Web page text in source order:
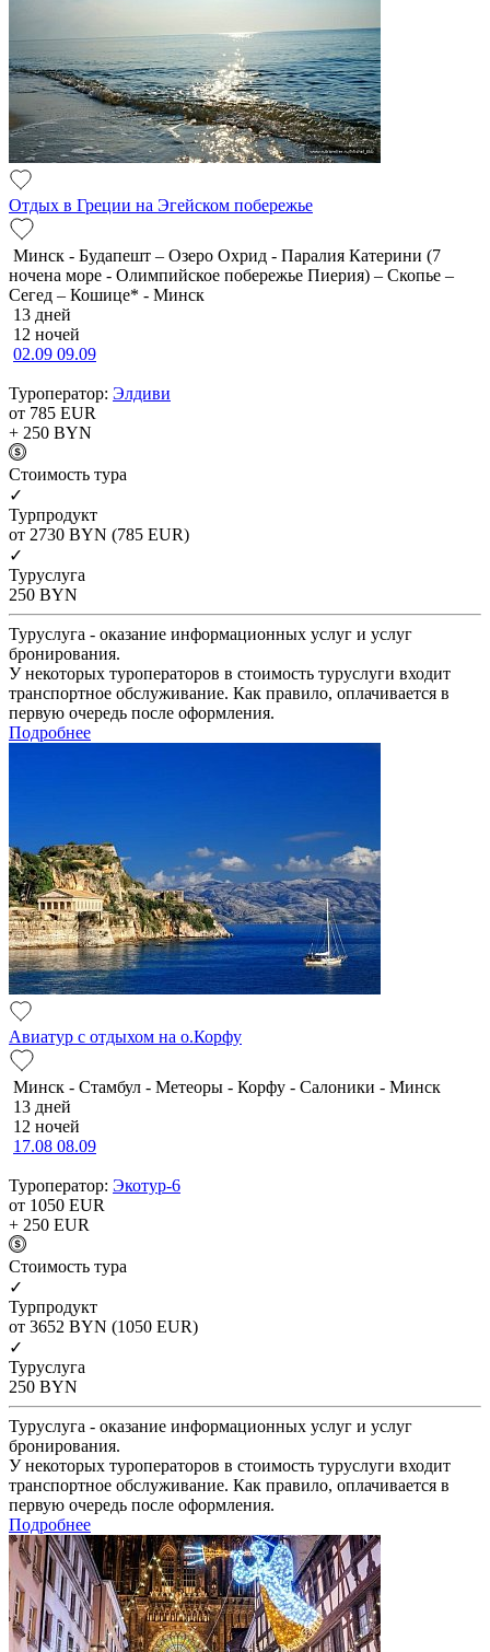
Отдых в Греции на Эгейском побережье
Минск - Будапешт – Озеро Охрид - Паралия Катерини (7
ночена море - Олимпийское побережье Пиерия) – Скопье –
Сегед – Кошице* - Минск
13 дней
12 ночей
02.09 09.09
Туроператор: Элдиви
от 785 EUR
+ 250 BYN
Cтоимость тура
✓
Турпродукт
от 2730 BYN (785 EUR)
✓
Туруслуга
250 BYN
Туруслуга - оказание информационных услуг и услуг
бронирования.
У некоторых туроператоров в стоимость туруслуги входит
транспортное обслуживание. Как правило, оплачивается в
первую очередь после оформления.
Подробнее
Авиатур с отдыхом на о.Корфу
Минск - Стамбул - Метеоры - Корфу - Салоники - Минск
13 дней
12 ночей
17.08 08.09
Туроператор: Экотур-6
от 1050 EUR
+ 250 EUR
Cтоимость тура
✓
Турпродукт
от 3652 BYN (1050 EUR)
✓
Туруслуга
250 BYN
Туруслуга - оказание информационных услуг и услуг
бронирования.
У некоторых туроператоров в стоимость туруслуги входит
транспортное обслуживание. Как правило, оплачивается в
первую очередь после оформления.
Подробнее